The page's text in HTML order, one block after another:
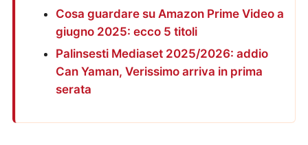
Cosa guardare su Amazon Prime Video a
giugno 2025: ecco 5 titoli
Palinsesti Mediaset 2025/2026: addio
Can Yaman, Verissimo arriva in prima
serata